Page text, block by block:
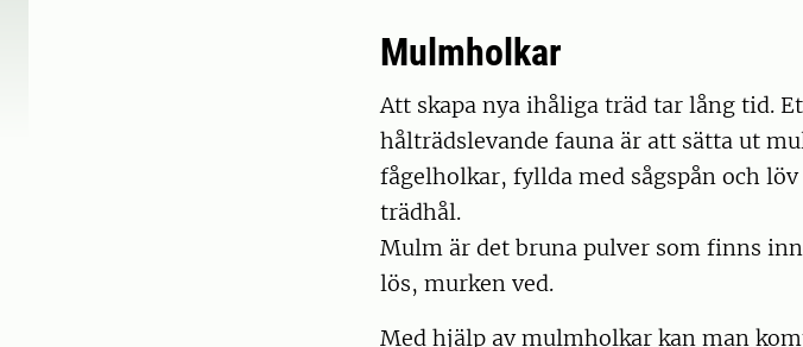
Mulmholkar
Att skapa nya ihåliga träd tar lång tid.
hålträdslevande fauna är att sätta ut
fågelholkar, fyllda med sågspån och
trädhål.
Mulm är det bruna pulver som finns
lös, murken ved.
Med hjälp av mulmholkar kan man